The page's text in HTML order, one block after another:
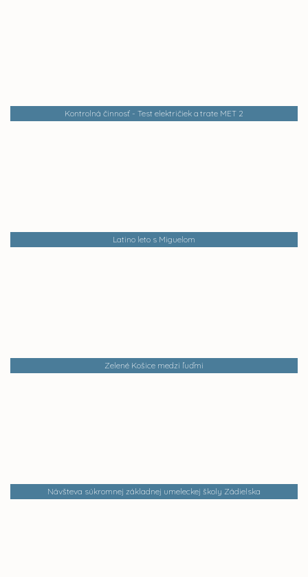
Kontrolná činnosť - Test električiek a trate MET 2
Latino leto s Miguelom
Zelené Košice medzi ľuďmi
Návšteva súkromnej základnej umeleckej školy Zádielska